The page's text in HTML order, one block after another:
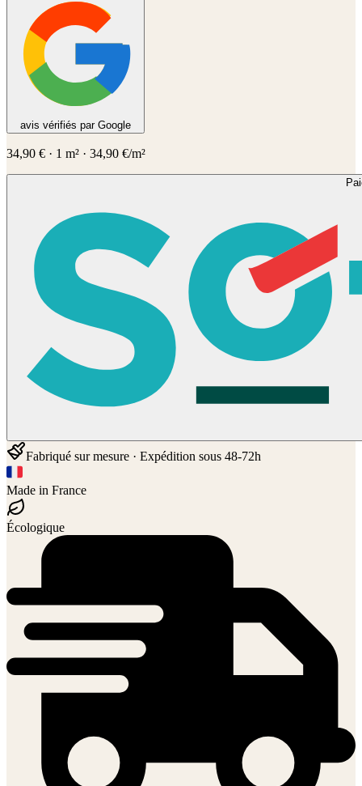
avis vérifiés par Google
34,90 € · 1 m² · 34,90 €/m²
Fabriqué sur mesure · Expédition sous 48-72h
Made in France
Écologique